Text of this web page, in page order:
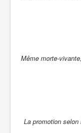
Même morte-
La promotion